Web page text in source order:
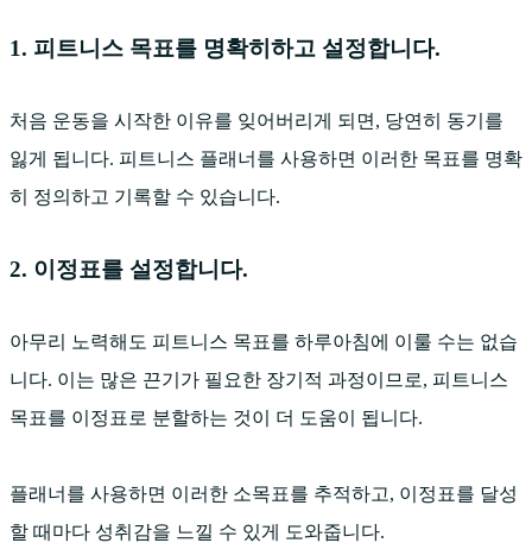
1. 피트니스 목표를 명확히하고 설정합니다.
처음 운동을 시작한 이유를 잊어버리게 되면, 당연히 동기를
잃게 됩니다. 피트니스 플래너를 사용하면 이러한 목표를 명확
히 정의하고 기록할 수 있습니다.
2. 이정표를 설정합니다.
아무리 노력해도 피트니스 목표를 하루아침에 이룰 수는 없습
니다. 이는 많은 끈기가 필요한 장기적 과정이므로, 피트니스
목표를 이정표로 분할하는 것이 더 도움이 됩니다.
플래너를 사용하면 이러한 소목표를 추적하고, 이정표를 달성
할 때마다 성취감을 느낄 수 있게 도와줍니다.